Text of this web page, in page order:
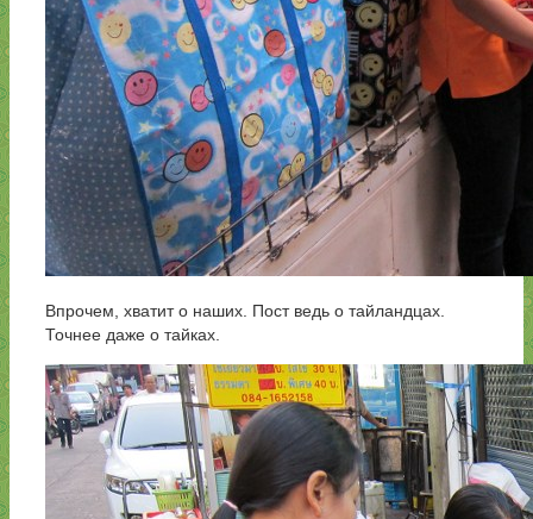
Впрочем, хватит о наших. Пост ведь о тайландцах.
Точнее даже о тайках.